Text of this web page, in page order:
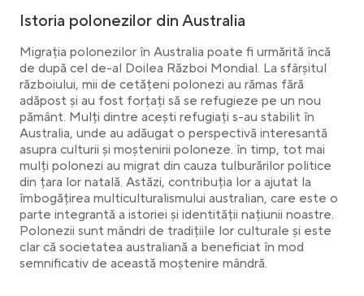
Istoria polonezilor din Australia
Migrația polonezilor în Australia poate fi urmărită încă
de după cel de-al Doilea Război Mondial. La sfârșitul
războiului, mii de cetățeni polonezi au rămas fără
adăpost și au fost forțați să se refugieze pe un nou
pământ. Mulți dintre acești refugiați s-au stabilit în
Australia, unde au adăugat o perspectivă interesantă
asupra culturii și moștenirii poloneze. în timp, tot mai
mulți polonezi au migrat din cauza tulburărilor politice
din țara lor natală. Astăzi, contribuția lor a ajutat la
îmbogățirea multiculturalismului australian, care este o
parte integrantă a istoriei și identității națiunii noastre.
Polonezii sunt mândri de tradițiile lor culturale și este
clar că societatea australiană a beneficiat în mod
semnificativ de această moștenire mândră.